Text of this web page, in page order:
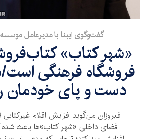
گفت‌وگوی ایبنا با مدیرعامل
«شهر کتاب»
فروشگاه فرهنگی است/
دست و پای خودمان
فضای داخلی «شهر کتاب‌»ها باعث